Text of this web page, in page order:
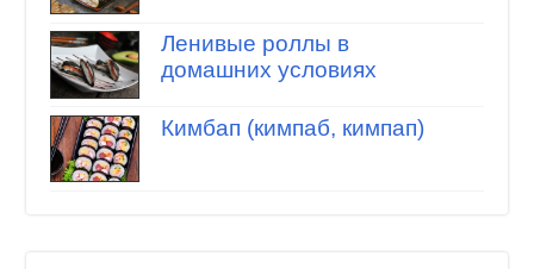
Ленивые роллы в
домашних условиях
Кимбап (кимпаб, кимпап)